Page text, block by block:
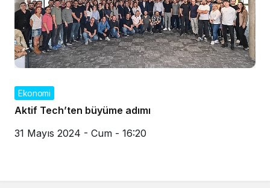
Ekonomi
Aktif Tech’ten büyüme adımı
31 Mayıs 2024 - Cum - 16:20